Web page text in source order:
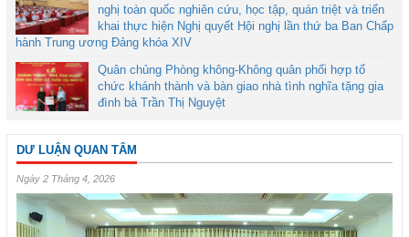
nghị toàn quốc nghiên cứu, học tập, quán triệt và triển
khai thực hiện Nghị quyết Hội nghị lần thứ ba Ban Chấp
hành Trung ương Đảng khóa XIV
Quân chủng Phòng không-Không quân phối hợp tổ
chức khánh thành và bàn giao nhà tình nghĩa tặng gia
đình bà Trần Thị Nguyệt
DƯ LUẬN QUAN TÂM
Ngày 2 Tháng 4, 2026